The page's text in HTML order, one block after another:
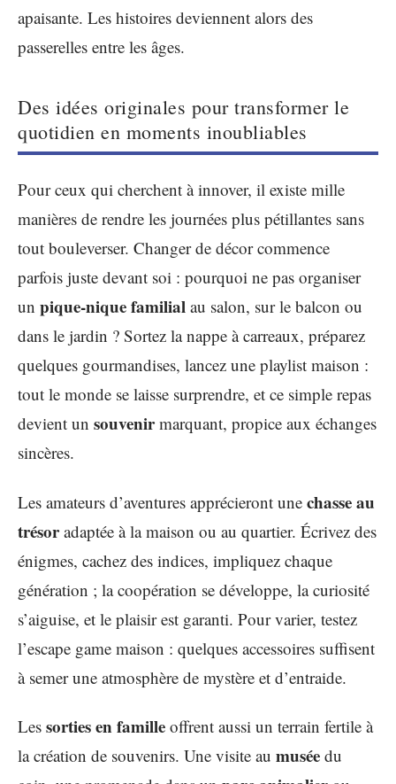
apaisante. Les histoires deviennent alors des
passerelles entre les âges.
Des idées originales pour transformer le
quotidien en moments inoubliables
Pour ceux qui cherchent à innover, il existe mille
manières de rendre les journées plus pétillantes sans
tout bouleverser. Changer de décor commence
parfois juste devant soi : pourquoi ne pas organiser
un pique-nique familial au salon, sur le balcon ou
dans le jardin ? Sortez la nappe à carreaux, préparez
quelques gourmandises, lancez une playlist maison :
tout le monde se laisse surprendre, et ce simple repas
devient un souvenirmarquant, propice aux échanges
sincères.
Les amateurs d’aventures apprécieront une chasse au
trésoradaptée à la maison ou au quartier. Écrivez des
énigmes, cachez des indices, impliquez chaque
génération ; la coopération se développe, la curiosité
s’aiguise, et le plaisir est garanti. Pour varier, testez
l’escape game maison : quelques accessoires suffisent
à semer une atmosphère de mystère et d’entraide.
Les sorties en famille offrent aussi un terrain fertile à
la création de souvenirs. Une visite au musée du